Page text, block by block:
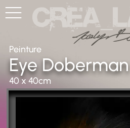
Peinture
Eye Doberman
40 x 40cm